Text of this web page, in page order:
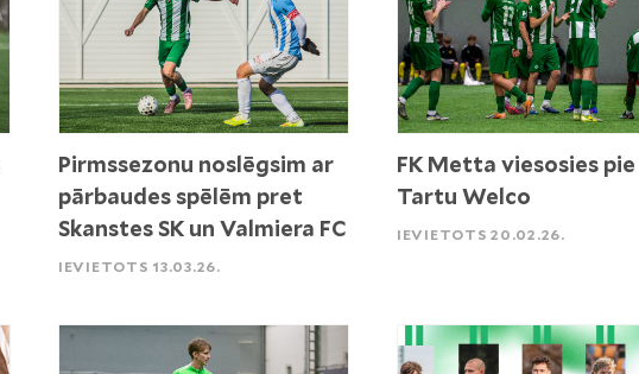
Pirmssezonu noslēgsim ar
pārbaudes spēlēm pret
Skanstes SK un Valmiera FC
IEVIETOTS 13.03.26.
FK Metta viesosies pie
Tartu Welco
IEVIETOTS 20.02.26.